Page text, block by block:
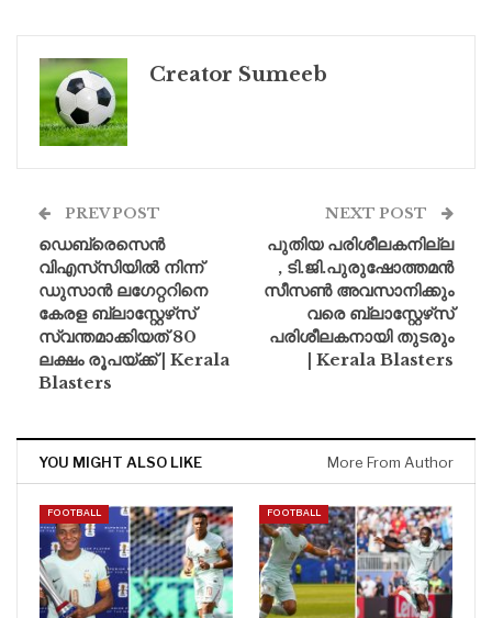
Creator Sumeeb
PREV POST
ഡെബ്രെസെൻ
വി‌എസ്‌സിയിൽ നിന്ന്
ഡുസാൻ ലഗേറ്ററിനെ
കേരള ബ്ലാസ്റ്റേഴ്‌സ്
സ്വന്തമാക്കിയത് 80
ലക്ഷം രൂപയ്ക്ക് | Kerala
Blasters
NEXT POST
പുതിയ പരിശീലകനില്ല
, ടി.ജി.പുരുഷോത്തമൻ
സീസൺ അവസാനിക്കും
വരെ ബ്ലാസ്റ്റേഴ്‌സ്
പരിശീലകനായി തുടരും
| Kerala Blasters
YOU MIGHT ALSO LIKE More From Author
FOOTBALL FOOTBALL